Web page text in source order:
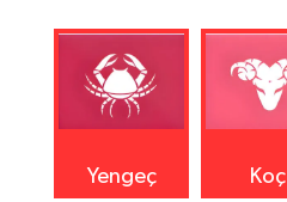
Yengeç Koç